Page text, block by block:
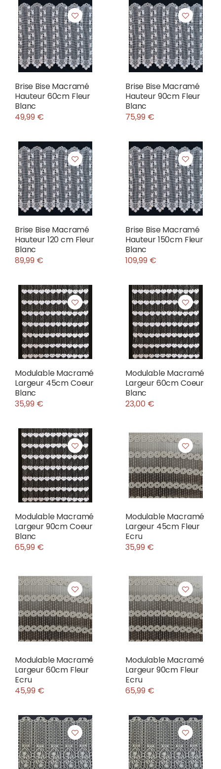
Brise Bise Macramé
Hauteur 60cm Fleur
Blanc
49,99 €
Brise Bise Macramé
Hauteur 90cm Fleur
Blanc
75,99 €
Brise Bise Macramé
Hauteur 120 cm Fleur
Blanc
89,99 €
Brise Bise Macramé
Hauteur 150cm Fleur
Blanc
109,99 €
Modulable Macramé
Largeur 45cm Coeur
Blanc
35,99 €
Modulable Macramé
Largeur 60cm Coeur
Blanc
23,00 €
Modulable Macramé
Largeur 90cm Coeur
Blanc
65,99 €
Modulable Macramé
Largeur 45cm Fleur
Ecru
35,99 €
Modulable Macramé
Largeur 60cm Fleur
Ecru
45,99 €
Modulable Macramé
Largeur 90cm Fleur
Ecru
65,99 €